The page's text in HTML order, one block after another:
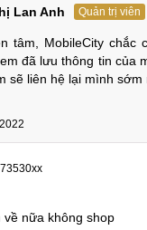
Lan Anh Quản trị viên
tâm, MobileCity chắc
đã lưu thông tin của
sẽ liên hệ lại mình sớm
về nữa không shop